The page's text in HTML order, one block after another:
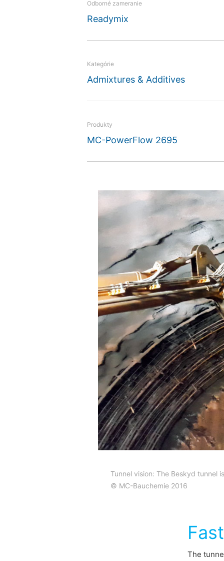
in the concrete know-
Odborné zameranie
Readymix
Kategórie
Admixtures & Additives
Produkty
MC-PowerFlow 2695
Tunnel vision: The Beskyd tunnel
© MC-Bauchemie 2016
The